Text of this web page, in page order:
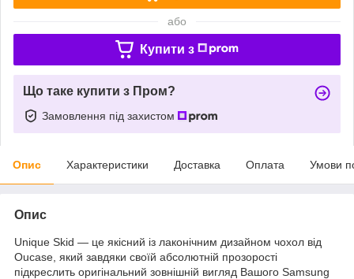
або
Купити з
Що таке купити з Пром?
Замовлення під захистом
Опис Характеристики Доставка Оплата Умови
Опис
Unique Skid — це якісний із лаконічним дизайном чохол від
Oucase, який завдяки своїй абсолютній прозорості
підкреслить оригінальний зовнішній вигляд Вашого Samsung